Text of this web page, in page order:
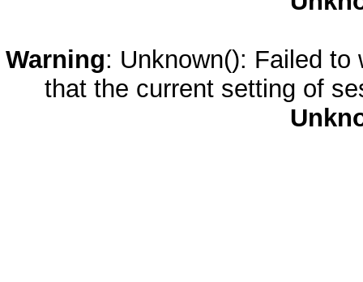
Warning: Unknown(): Failed
that the current setting of